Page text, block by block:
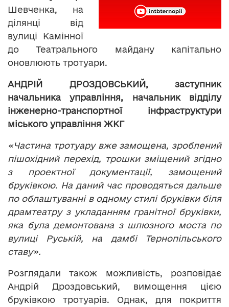
Шевченка, на
ділянці від
вулиці Камінної
до Театрального майдану капітально
оновлюють тротуари.
АНДРІЙ ДРОЗДОВСЬКИЙ, заступник
начальника управління, начальник відділу
інженерно-транспортної інфраструктури
міського управління ЖКГ
«Частина тротуару вже замощена, зроблений
пішохідний перехід, трошки зміщений згідно
з проектної документації, замощений
бруківкою. На даний час проводяться дальше
по облаштуванні в одному стилі бруківки біля
драмтеатру з укладанням гранітної бруківки,
яка була демонтована з шлюзного моста по
вулиці Руській, на дамбі Тернопільського
ставу».
Розглядали також можливість, розповідає
Андрій Дроздовський, вимощення цією
бруківкою тротуарів. Однак, для покриття